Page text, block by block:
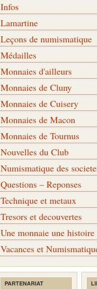
Infos
Lamartine
Leçons de numismatique
Médailles
Monnaies d'ailleurs
Monnaies de Cluny
Monnaies de Cuisery
Monnaies de Macon
Monnaies de Tournus
Nouvelles du Club
Numismatique des
Questions – Reponses
Technique et metaux
Tresors et decouvertes
Une monnaie une histoire
Vacances et
PARTENARIAT